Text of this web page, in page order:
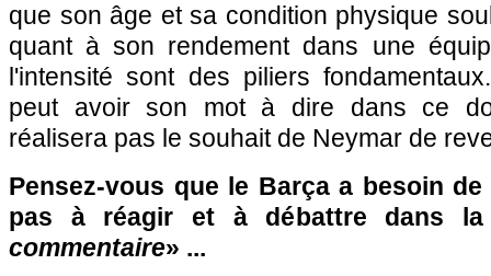
que son âge et sa condition physique
quant à son rendement dans une
l'intensité sont des piliers
peut avoir son mot à dire dans ce
réalisera pas le souhait de Neymar de
Pensez-vous que le Barça a besoin
pas à réagir et à débattre dans
commentaire» ...